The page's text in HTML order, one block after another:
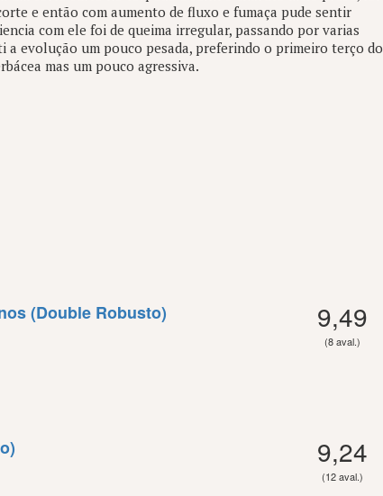
e então com aumento de fluxo e fumaça pude sentir
com ele foi de queima irregular, passando por varias
a evolução um pouco pesada, preferindo o primeiro terço do
mas um pouco agressiva.
(Double Robusto) 9,49
(8 aval.)
9,24
(12 aval.)